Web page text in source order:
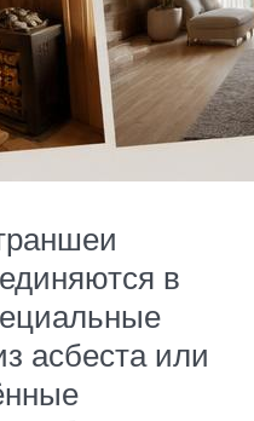
в
асбеста или